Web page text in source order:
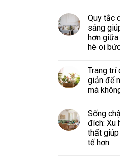
Quy tắc
sáng
hơn
hè oi
Trang trí
giản để
mà
Sống
đích: Xu
thất
tế hơn